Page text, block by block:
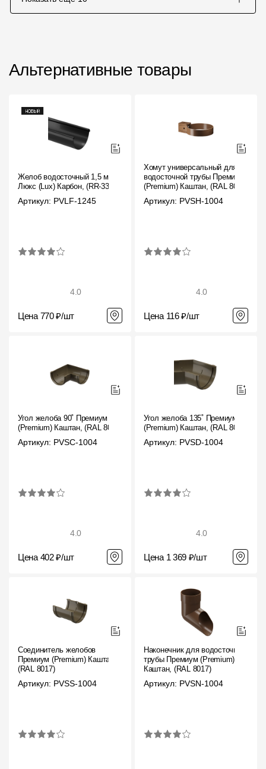
Альтернативные товары
Желоб водосточный 1,5 м
Люкс (Lux) Карбон, (RR-33)
Артикул: PVLF-1245
4.0
Цена 770 ₽/шт
Хомут универсальный для
водосточной трубы Премиум
(Premium) Каштан, (RAL 8017)
Артикул: PVSH-1004
4.0
Цена 116 ₽/шт
Угол желоба 90˚ Премиум
(Premium) Каштан, (RAL 8017)
Артикул: PVSC-1004
4.0
Цена 402 ₽/шт
Угол желоба 135˚ Премиум
(Premium) Каштан, (RAL 8017)
Артикул: PVSD-1004
4.0
Цена 1 369 ₽/шт
Соединитель желобов
Премиум (Premium) Каштан,
(RAL 8017)
Артикул: PVSS-1004
Наконечник для водосточной
трубы Премиум (Premium)
Каштан, (RAL 8017)
Артикул: PVSN-1004